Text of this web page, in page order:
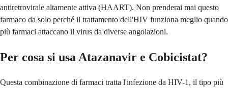
antiretrovirale altamente attiva (HAART). Non prenderai mai questo
farmaco da solo perché il trattamento dell'HIV funziona meglio quando
più farmaci attaccano il virus da diverse angolazioni.
Per cosa si usa Atazanavir e Cobicistat?
Questa combinazione di farmaci tratta l'infezione da HIV-1, il tipo più